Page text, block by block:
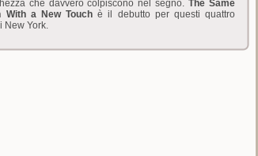
che davvero colpiscono nel segno.The Same
With a New Touch è il debutto per questi quattro
New York.